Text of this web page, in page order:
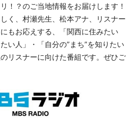
！？のご当地情報をお届けします！
く、村瀬先生、松本アナ、リスナー
もお応えする、「関西に住みたい
い人」・「自分の”まち”を知りたい
リスナーに向けた番組です。ぜひご